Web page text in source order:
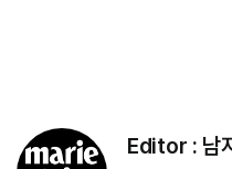
Editor : 남